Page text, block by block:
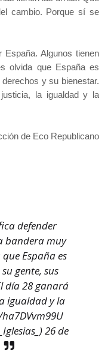
cambio. Porque sí se
España. Algunos tienen
olvida que España es
y su bienestar.
la igualdad y la
de Eco Republicano
defender
bandera muy
España es
gente, sus
día 28 ganará
igualdad y la
26 de